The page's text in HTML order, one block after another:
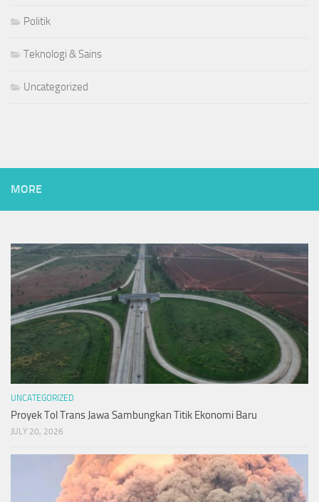
Politik
Teknologi & Sains
Uncategorized
MORE
UNCATEGORIZED
Proyek Tol Trans Jawa Sambungkan Titik Ekonomi Baru
JULY 20, 2026